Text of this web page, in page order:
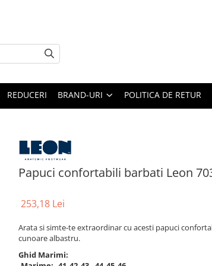
REDUCERI BRAND-URI POLITICA DE RETUR
Papuci confortabili barbati Leon
253,18 Lei
Arata si simte-te extraordinar cu acesti papuci
cunoare albastru.
Ghid Marimi: